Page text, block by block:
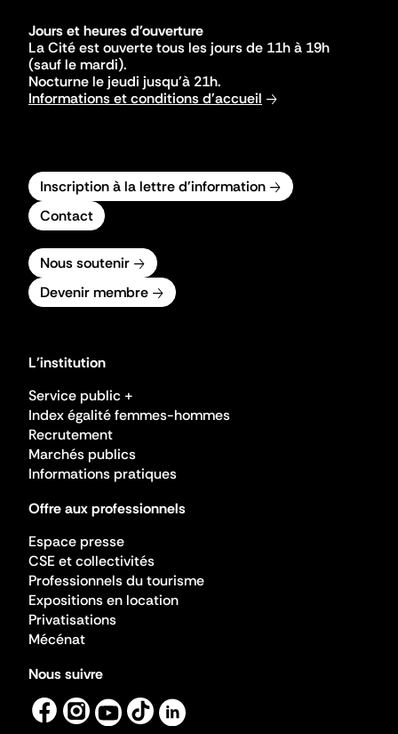
Jours et heures d'ouverture
La Cité est ouverte tous les jours de 11h à 19h
(sauf le mardi).
Nocturne le jeudi jusqu'à 21h.
Informations et conditions d'accueil
Inscription à la lettre d'information
Contact
Nous soutenir
Devenir membre
L'institution
Service public +
Index égalité femmes-hommes
Recrutement
Marchés publics
Informations pratiques
Offre aux professionnels
Espace presse
CSE et collectivités
Professionnels du tourisme
Expositions en location
Privatisations
Mécénat
Nous suivre